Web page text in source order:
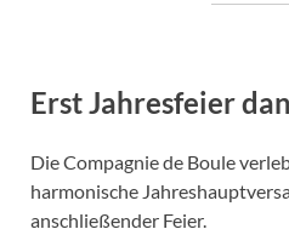
Erst Jahresfeier
Die Compagnie de Boule
harmonische
anschließender Feier.